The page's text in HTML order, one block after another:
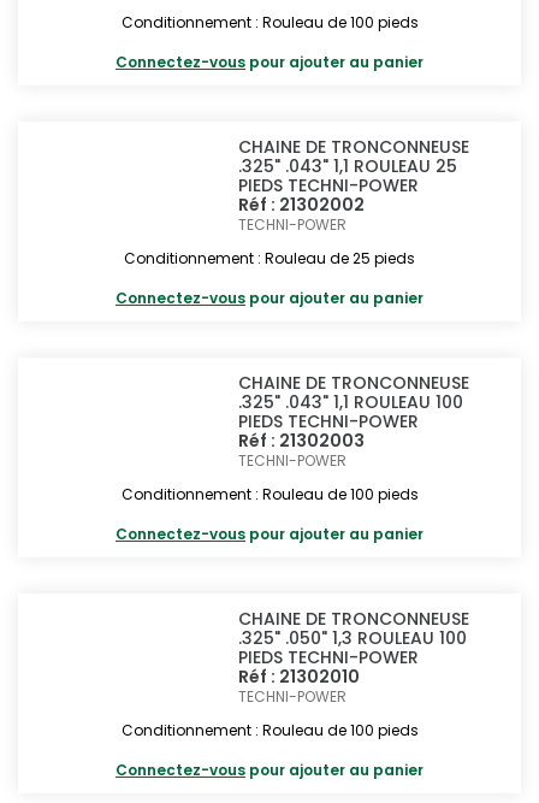
Conditionnement : Rouleau de 100 pieds
Connectez-vous pour ajouter au panier
CHAINE DE TRONCONNEUSE
.325" .043" 1,1 ROULEAU 25
PIEDS TECHNI-POWER
Réf : 21302002
TECHNI-POWER
Conditionnement : Rouleau de 25 pieds
Connectez-vous pour ajouter au panier
CHAINE DE TRONCONNEUSE
.325" .043" 1,1 ROULEAU 100
PIEDS TECHNI-POWER
Réf : 21302003
TECHNI-POWER
Conditionnement : Rouleau de 100 pieds
Connectez-vous pour ajouter au panier
CHAINE DE TRONCONNEUSE
.325" .050" 1,3 ROULEAU 100
PIEDS TECHNI-POWER
Réf : 21302010
TECHNI-POWER
Conditionnement : Rouleau de 100 pieds
Connectez-vous pour ajouter au panier